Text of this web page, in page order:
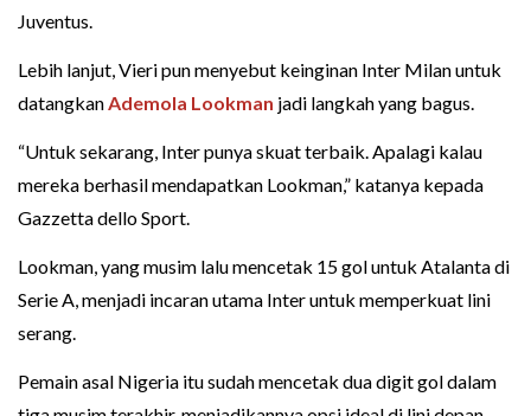
Juventus.
Lebih lanjut, Vieri pun menyebut keinginan Inter Milan untuk
datangkanAdemola Lookman jadi langkah yang bagus.
“Untuk sekarang, Inter punya skuat terbaik. Apalagi kalau
mereka berhasil mendapatkan Lookman,” katanya kepada
Gazzetta dello Sport.
Lookman, yang musim lalu mencetak 15 gol untuk Atalanta di
Serie A, menjadi incaran utama Inter untuk memperkuat lini
serang.
Pemain asal Nigeria itu sudah mencetak dua digit gol dalam